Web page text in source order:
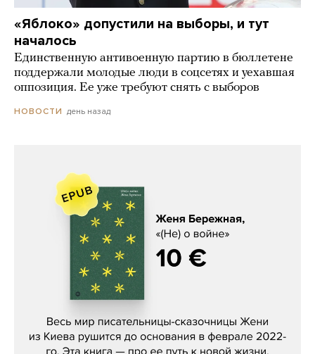
«Яблоко» допустили на выборы, и тут
началось
Единственную антивоенную партию в бюллетене
поддержали молодые люди в соцсетях и уехавшая
оппозиция. Ее уже требуют снять с выборов
НОВОСТИ день назад
Женя Бережная, «(Не) о войне»